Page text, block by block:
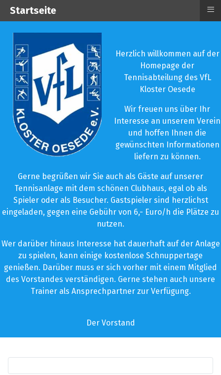
Herzlich willkommen auf der
Homepage der
Tennisabteilung des VfL
Kloster Oesede
Wir freuen uns über Ihr
Interesse an unserem Verein
und hoffen Ihnen die
gewünschten Informationen
liefern zu können.
Gerne begrüßen wir Sie auch als Gäste auf unserer
Tennisanlage mit dem schönen Clubhaus, egal ob als
Spieler oder als Besucher. Gastspieler sind herzlichst
eingeladen, gegen eine Gebühr von 6,- Euro/h die Plätze zu
nutzen.
Wer darüber hinaus Interesse hat dauerhaft auf der Anlage
zu spielen, kann einige kostenlose Schnuppertage
genießen. Darüber muss er sich vorher mit einem Mitglied
des Vorstandes verständigen. Gerne stehen auch unsere
Trainer als Ansprechpartner zur Verfügung.
Der Vorstand
Startseite ≡